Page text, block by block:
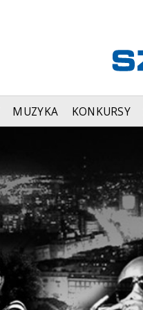
MUZYKA KONKURSY